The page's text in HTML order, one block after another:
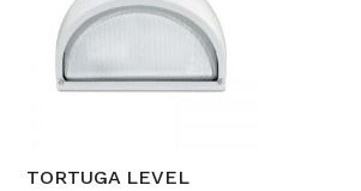
TORTUGA LEVEL